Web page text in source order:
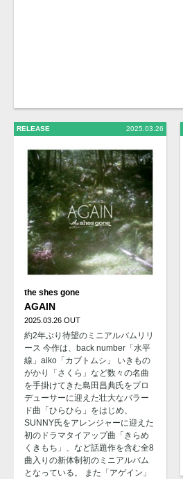
RELEASE 2025.03.26
the shes gone
AGAIN
2025.03.26 OUT
約2年ぶり待望のミニアルバムリリ
ース 今作は、back number「水平
線」aiko「カブトムシ」 いきもの
がかり「さくら」など数々の名曲
を手掛けてきた島田昌典氏をプロ
デューサーに迎えた壮大なバラー
ド曲「ひらひら」をはじめ、
SUNNY氏をアレンジャーに迎えた
初のドラマタイアップ曲「きらめ
くきもち」、など話題作を含む全8
曲入りの新体制初のミニアルバム
となっている。 また「アゲイン」